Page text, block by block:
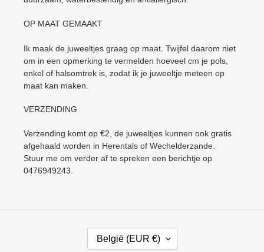
OP MAAT GEMAAKT
Ik maak de juweeltjes graag op maat. Twijfel daarom niet
om in een opmerking te vermelden hoeveel cm je pols,
enkel of halsomtrek is, zodat ik je juweeltje meteen op
maat kan maken.
VERZENDING
Verzending komt op €2, de juweeltjes kunnen ook gratis
afgehaald worden in Herentals of Wechelderzande.
Stuur me om verder af te spreken een berichtje op
0476949243.
België (EUR €)